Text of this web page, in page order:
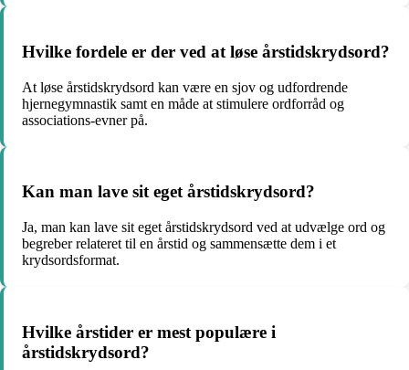
Hvilke fordele er der ved at løse årstidskrydsord?
At løse årstidskrydsord kan være en sjov og udfordrende
hjernegymnastik samt en måde at stimulere ordforråd og
associations-evner på.
Kan man lave sit eget årstidskrydsord?
Ja, man kan lave sit eget årstidskrydsord ved at udvælge ord og
begreber relateret til en årstid og sammensætte dem i et
krydsordsformat.
Hvilke årstider er mest populære i
årstidskrydsord?